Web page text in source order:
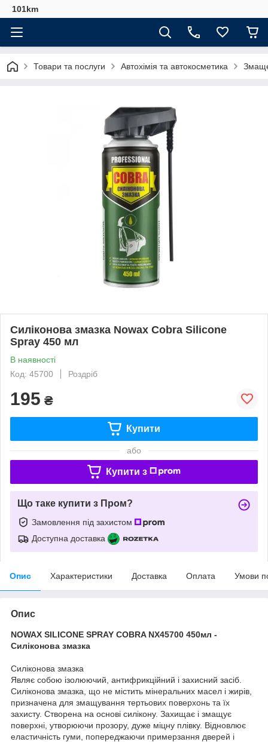
101km
Товари та послуги Автохімія та автокосметика
Силіконова змазка Nowax Cobra Silicone
Spray 450 мл
В наявності
Код: 45700
Роздріб
195 ₴
Купити
або
Купити з
Що таке купити з Пром?
Замовлення під захистом
Доступна доставка
Опис Характеристики Доставка Оплата Умови
Опис
NOWAX SILICONE SPRAY COBRA NX45700 450мл -
Силіконова змазка
Силіконова змазка
Являє собою ізолюючий, антифрикційний і захисний засіб.
Силіконова змазка, що не містить мінеральних масел і жирів,
призначена для змащування тертьових поверхонь та їх
захисту. Створена на основі силікону. Захищає і змащує
поверхні, утворюючи прозору, дуже міцну плівку. Відновлює
еластичність гуми, попереджаючи примерзання дверей і